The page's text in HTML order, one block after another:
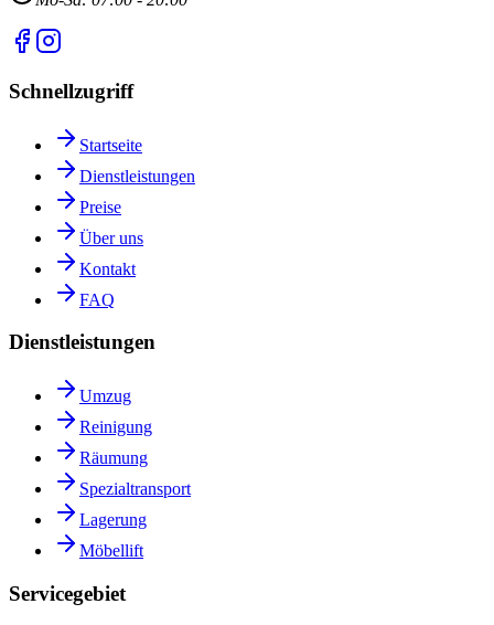
Schnellzugriff
Startseite
Dienstleistungen
Preise
Über uns
Kontakt
FAQ
Dienstleistungen
Umzug
Reinigung
Räumung
Spezialtransport
Lagerung
Möbellift
Servicegebiet